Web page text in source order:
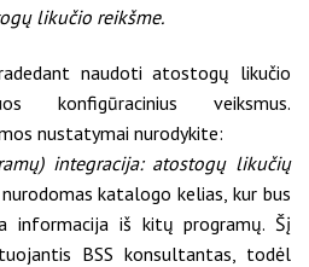
likučio reikšme.
naudoti atostogų likučio
konfigūracinius veiksmus.
nustatymai nurodykite:
integracija: atostogų likučių
katalogo kelias, kur bus
informacija iš kitų programų. Šį
BSS konsultantas, todėl